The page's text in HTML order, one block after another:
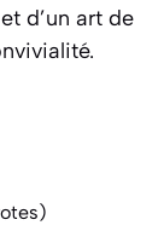
d’un art de